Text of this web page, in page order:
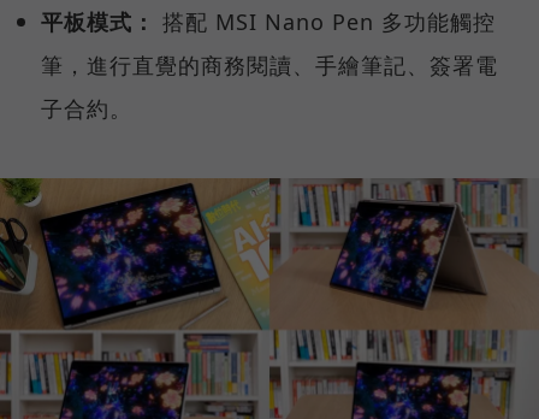
平板模式： 搭配 MSI Nano Pen 多功能觸控
筆，進行直覺的商務閱讀、手繪筆記、簽署電
子合約。